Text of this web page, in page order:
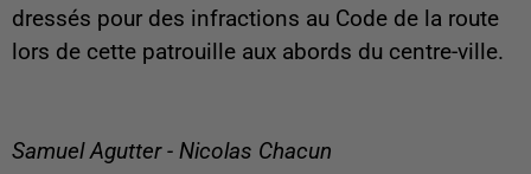
dressés pour des infractions au Code de la route
lors de cette patrouille aux abords du centre-ville.
Samuel Agutter - Nicolas Chacun